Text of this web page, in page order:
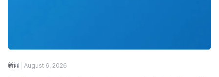
新闻 August 6, 2026